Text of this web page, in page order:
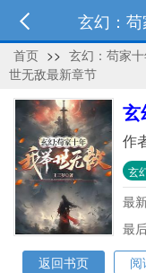
玄幻：
首页 >> 玄幻：苟家
世无敌最新章节
玄
作
玄
最
最
返回书页